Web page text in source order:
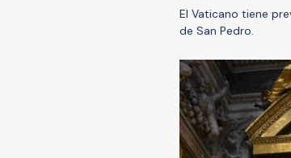
El Vaticano tiene
de San Pedro.